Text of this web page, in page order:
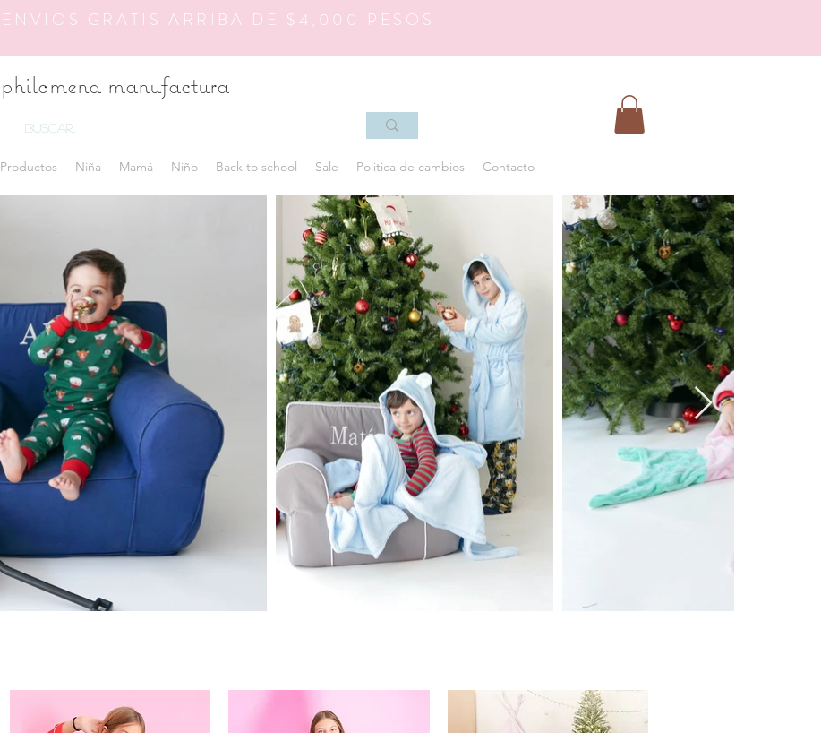
ENVIOS GRATIS ARRIBA DE $4,000 PESOS
philomena manufactura
Productos Niña Mamá Niño Back to school Sale Politica de cambios Contacto